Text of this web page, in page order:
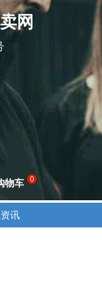
讯
网
物车 0